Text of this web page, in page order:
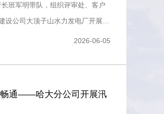
班军明带队，组织评审处、客户
公司大顶子山水力发电厂开展专
2026-06-05
畅通——哈大分公司开展汛